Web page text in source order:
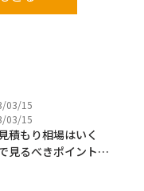
03/15
03/15
積もり相場はいく
見るべきポイントも